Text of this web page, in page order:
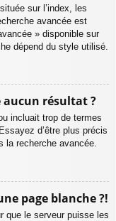
sur l’index, les
avancée est
» disponible sur
dépend du style utilisé.
aucun résultat ?
incluait trop de termes
d’être plus précis
la recherche avancée.
page blanche ?!
que le serveur puisse les